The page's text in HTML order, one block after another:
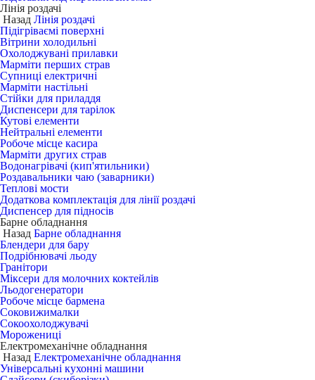
Лінія роздачі
Назад Лінія роздачі
Підігріваємі поверхні
Вітрини холодильні
Охолоджувані прилавки
Марміти перших страв
Супниці електричні
Марміти настільні
Стійки для приладдя
Диспенсери для тарілок
Кутові елементи
Нейтральні елементи
Робоче місце касира
Марміти других страв
Водонагрівачі (кип'ятильники)
Роздавальники чаю (заварники)
Теплові мости
Додаткова комплектація для лінії роздачі
Диспенсер для підносів
Барне обладнання
Назад Барне обладнання
Блендери для бару
Подрібнювачі льоду
Гранітори
Міксери для молочних коктейлів
Льодогенератори
Робоче місце бармена
Соковижималки
Сокоохолоджувачі
Морожениці
Електромеханічне обладнання
Назад Електромеханічне обладнання
Універсальні кухонні машини